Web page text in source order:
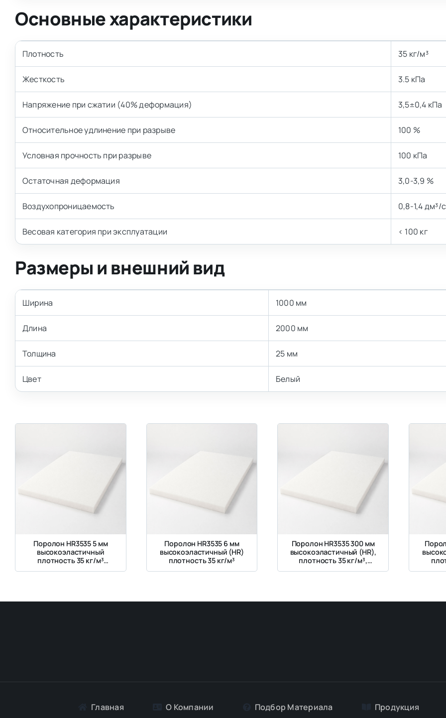
Основные характеристики
Плотность 35 кг/м³
Жесткость 3.5 кПа
Напряжение при сжатии (40% деформация) 3,5±0,4 кПа
Относительное удлинение при разрыве 100 %
Условная прочность при разрыве 100 кПа
Остаточная деформация 3,0-3,9 %
Воздухопроницаемость 0,8-1,4 дм³/с
Весовая категория при эксплуатации < 100 кг
Размеры и внешний вид
Ширина 1000 мм
Длина 2000 мм
Толщина 25 мм
Цвет Белый
Поролон HR3535 5 мм
высокоэластичный
плотность 35 кг/м³
Поролон HR3535 6 мм
высокоэластичный (HR)
плотность 35 кг/м³
Поролон HR3535 300 мм
высокоэластичный (HR),
плотность 35 кг/м³,
Главная О Компании Подбор Материалa Продукция